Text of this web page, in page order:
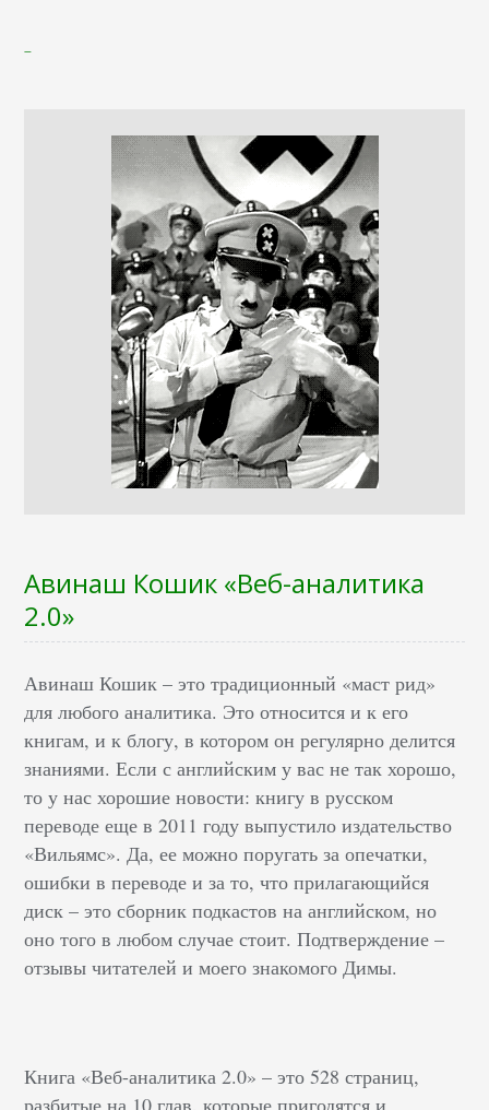
Авинаш Кошик «Веб-аналитика
2.0»
Авинаш Кошик – это традиционный «маст рид»
для любого аналитика. Это относится и к его
книгам, и к блогу, в котором он регулярно делится
знаниями. Если с английским у вас не так хорошо,
то у нас хорошие новости: книгу в русском
переводе еще в 2011 году выпустило издательство
«Вильямс». Да, ее можно поругать за опечатки,
ошибки в переводе и за то, что прилагающийся
диск – это сборник подкастов на английском, но
оно того в любом случае стоит. Подтверждение –
отзывы читателей и моего знакомого Димы.
Книга «Веб-аналитика 2.0» – это 528 страниц,
разбитые на 10 глав, которые пригодятся и